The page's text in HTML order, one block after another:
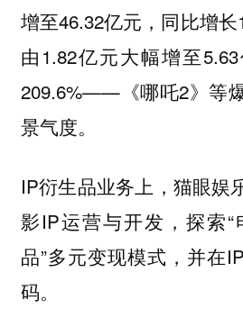
增至46.32亿元，同比增
由1.82亿元大幅增至
209.6%——《哪吒2》等
景气度。
IP衍生品业务上，猫眼娱
影IP运营与开发，探索
品”多元变现模式，并在
码。